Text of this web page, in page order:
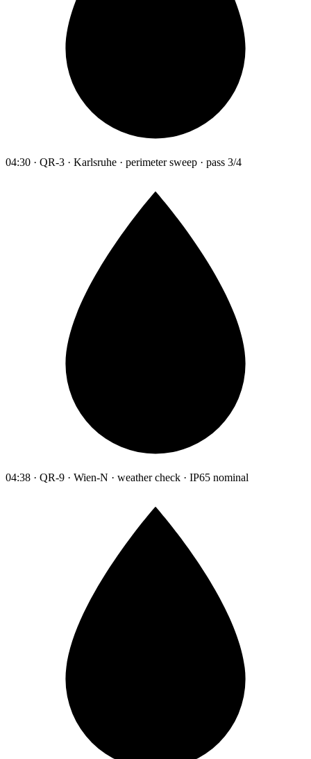
04:30 · QR-3 · Karlsruhe · perimeter sweep · pass 3/4
04:38 · QR-9 · Wien-N · weather check · IP65 nominal